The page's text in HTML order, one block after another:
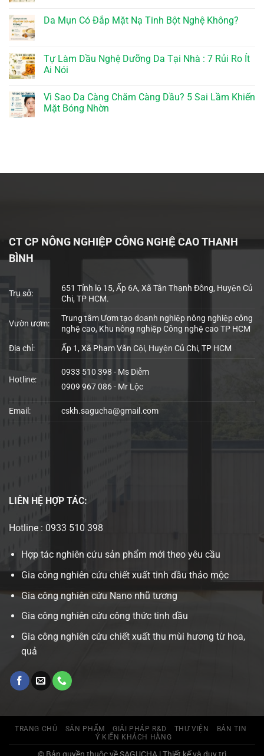
Da Mụn Có Đắp Mặt Nạ Tinh Bột Nghệ Không?
Tự Làm Dầu Nghệ Dưỡng Da Tại Nhà : 7 Rủi Ro Ít
Ai Nói
Vì Sao Da Càng Chăm Càng Dầu? 5 Sai Lầm Khiến
Mặt Bóng Nhờn
CT CP NÔNG NGHIỆP CÔNG NGHỆ CAO THANH
BÌNH
Trụ sở:
651 Tỉnh lộ 15, Ấp 6A, Xã Tân Thạnh Đông, Huyện Củ
Chi, TP HCM.
Vườn ươm:
Trung tâm Ươm tạo doanh nghiệp nông nghiệp công
nghệ cao, Khu nông nghiệp Công nghệ cao TP HCM
Địa chỉ: Ấp 1, Xã Phạm Văn Cội, Huyện Củ Chi, TP HCM
Hotline:
0933 510 398 - Ms Diễm
0909 967 086 - Mr Lộc
Email: cskh.sagucha@gmail.com
LIÊN HỆ HỢP TÁC:
Hotline : 0933 510 398
Hợp tác nghiên cứu sản phẩm mới theo yêu cầu
Gia công nghiên cứu chiết xuất tinh dầu thảo mộc
Gia công nghiên cứu Nano nhũ tương
Gia công nghiên cứu công thức tinh dầu
Gia công nghiên cứu chiết xuất thu mùi hương từ hoa,
quả
TRANG CHỦ SẢN PHẨM GIẢI PHÁP R&D THƯ VIỆN
BẢN TIN
Ý KIẾN KHÁCH HÀNG